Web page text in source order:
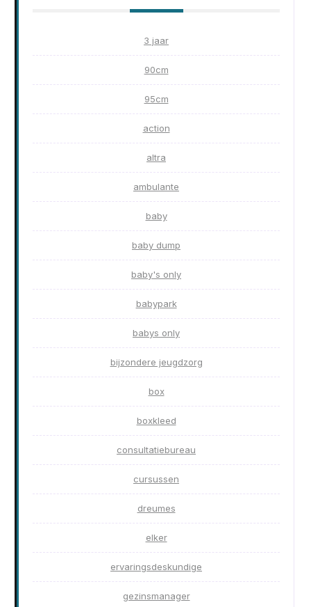
3 jaar
90cm
95cm
action
altra
ambulante
baby
baby dump
baby's only
babypark
babys only
bijzondere jeugdzorg
box
boxkleed
consultatiebureau
cursussen
dreumes
elker
ervaringsdeskundige
gezinsmanager